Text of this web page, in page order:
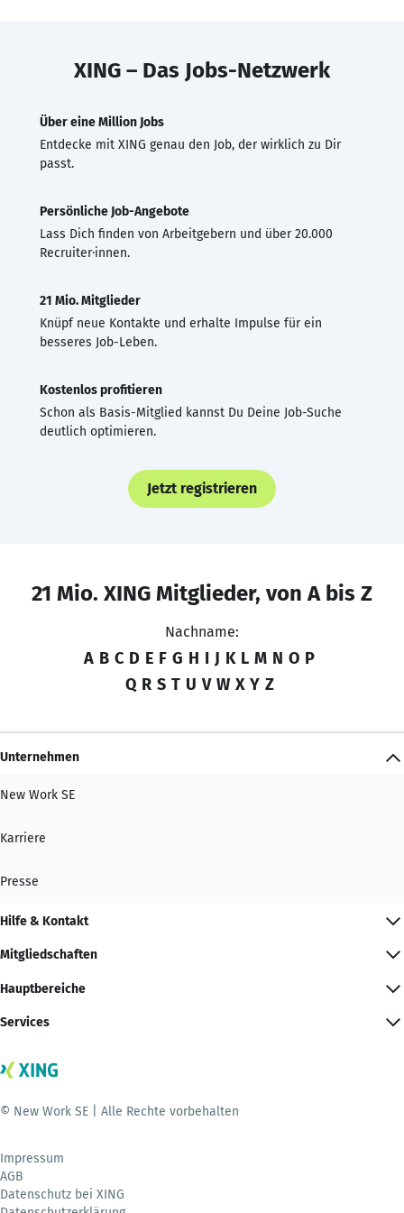
XING – Das Jobs-Netzwerk
Über eine Million Jobs
Entdecke mit XING genau den Job, der wirklich zu Dir
passt.
Persönliche Job-Angebote
Lass Dich finden von Arbeitgebern und über 20.000
Recruiter·innen.
21 Mio. Mitglieder
Knüpf neue Kontakte und erhalte Impulse für ein
besseres Job-Leben.
Kostenlos profitieren
Schon als Basis-Mitglied kannst Du Deine Job-Suche
deutlich optimieren.
Jetzt registrieren
21 Mio. XING Mitglieder, von A bis Z
Nachname:
A B C D E F G H I J K L M N O P
Q R S T U V W X Y Z
Unternehmen
New Work SE
Karriere
Presse
Hilfe & Kontakt
Mitgliedschaften
Hauptbereiche
Services
© New Work SE | Alle Rechte vorbehalten
Impressum
AGB
Datenschutz bei XING